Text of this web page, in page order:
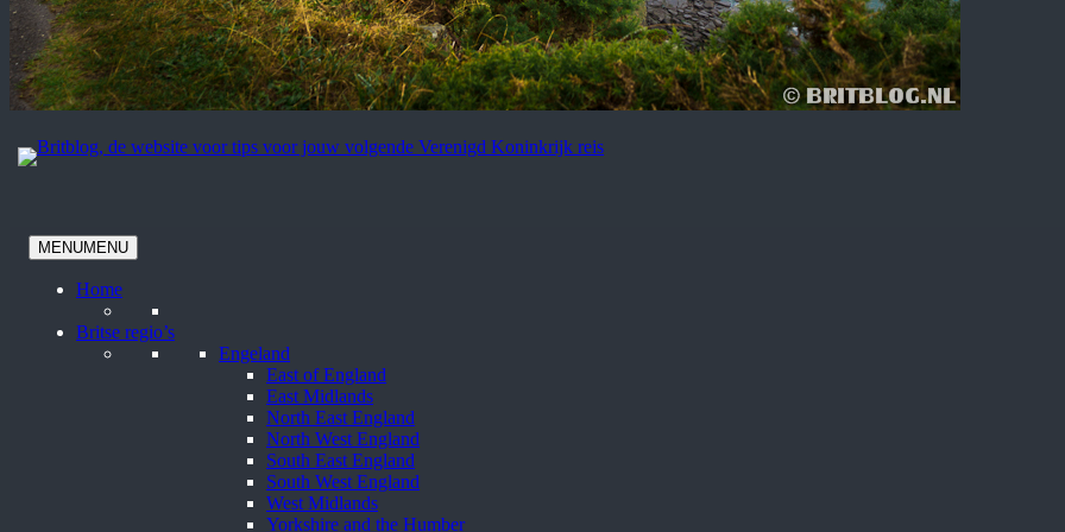
MENUMENU
Home
Britse regio’s
Engeland
East of England
East Midlands
North East England
North West England
South East England
South West England
West Midlands
Yorkshire and the Humber